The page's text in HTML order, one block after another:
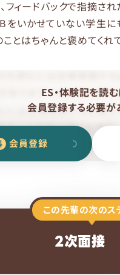
フィードバックで指摘さ
をいかせていない学生に
とはちゃんと褒めてくれ
ES・体験記を読む
会員登録する必要が
会員登録
この先輩の次のス
2次面接